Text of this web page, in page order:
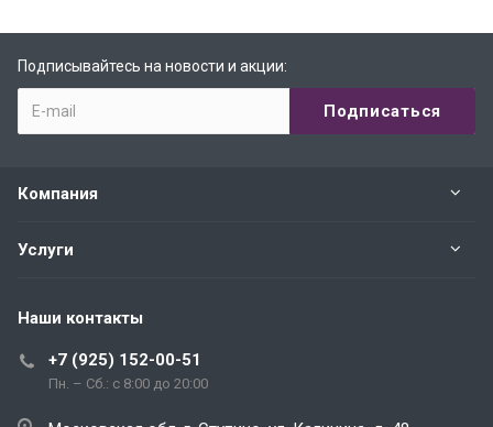
Подписывайтесь на новости и акции:
Компания
Услуги
Наши контакты
+7 (925) 152-00-51
Пн. – Сб.: с 8:00 до 20:00